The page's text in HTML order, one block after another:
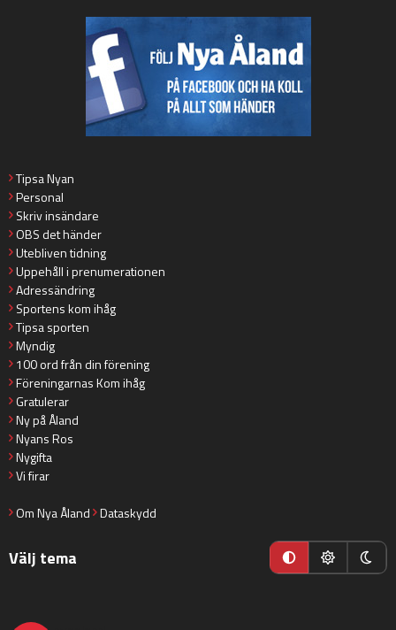
Tipsa Nyan
Personal
Skriv insändare
OBS det händer
Utebliven tidning
Uppehåll i prenumerationen
Adressändring
Sportens kom ihåg
Tipsa sporten
Myndig
100 ord från din förening
Föreningarnas Kom ihåg
Gratulerar
Ny på Åland
Nyans Ros
Nygifta
Vi firar
Om Nya Åland Dataskydd
Välj tema